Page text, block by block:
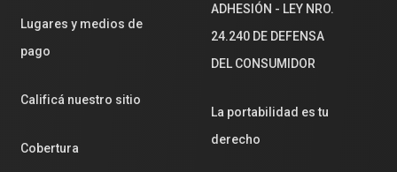
Lugares y medios de
pago
Calificá nuestro sitio
Cobertura
ADHESIÓN - LEY NRO.
24.240 DE DEFENSA
DEL CONSUMIDOR
La portabilidad es tu
derecho